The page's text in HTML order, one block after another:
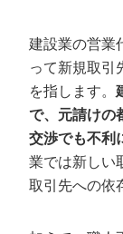
建設
カリ
株式
株式
株式
建設業の営業
って新規取引
を指します。
で、元請けの
交渉でも不利
業では新しい
取引先への依